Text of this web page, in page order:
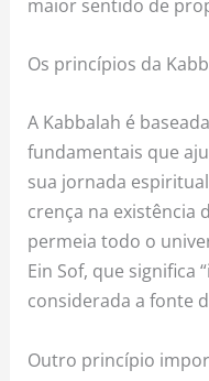
Os princípios da
A Kabbalah é
fundamentais que
sua jornada
crença na existência
permeia todo o
Ein Sof, que significa
considerada a fonte
Outro princípio